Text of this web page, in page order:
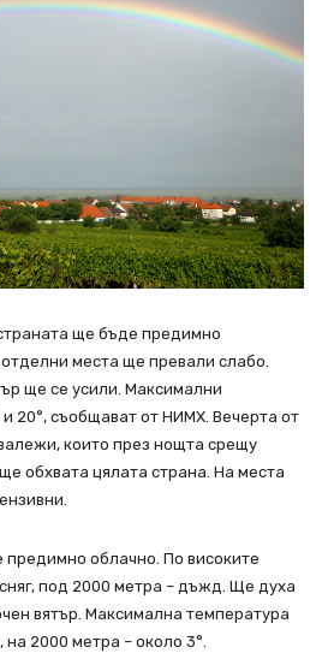
ще бъде предимно
места ще превали слабо.
ще се усили. Максимални
20°, съобщават от НИМХ. Вечерта от
които през нощта срещу
обхвата цялата страна. На места
облачно. По високите
под 2000 метра – дъжд. Ще духа
вятър. Максимална температура
на 2000 метра – около 3°.